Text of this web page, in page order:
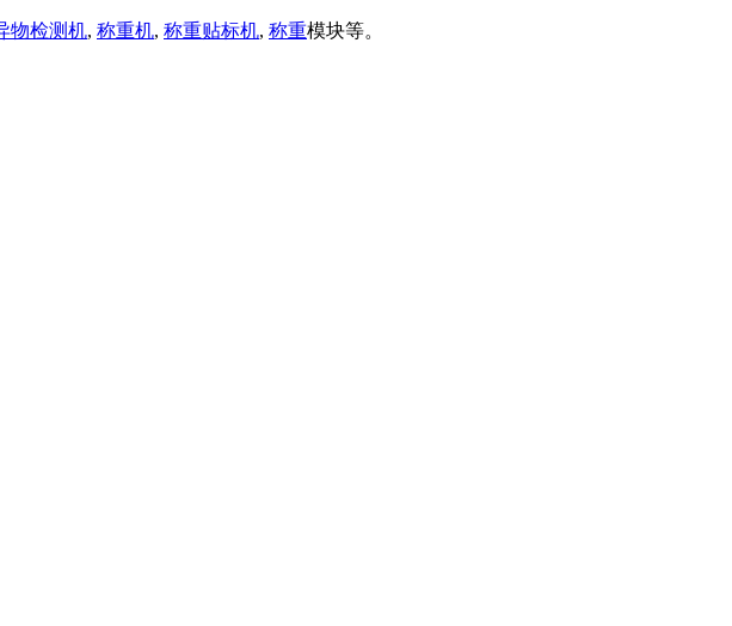
物检测机, 称重机, 称重贴标机, 称重模块等。